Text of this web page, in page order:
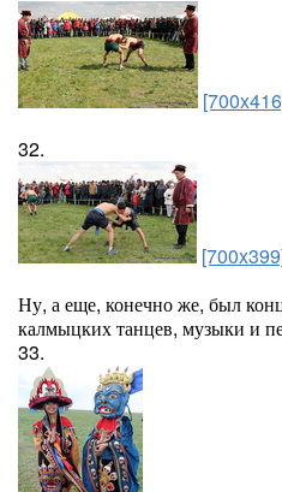
32.
Ну, а еще, конечно же, был
калмыцких танцев, музыки и
33.